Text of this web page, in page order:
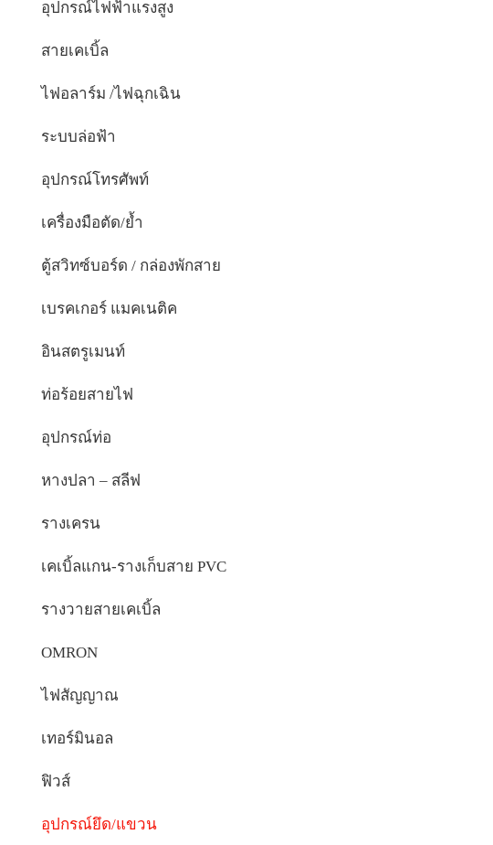
อุปกรณ์ไฟฟ้าแรงสูง
สายเคเบิ้ล
ไฟอลาร์ม /ไฟฉุกเฉิน
ระบบล่อฟ้า
อุปกรณ์โทรศัพท์
เครื่องมือตัด/ย้ำ
ตู้สวิทซ์บอร์ด / กล่องพักสาย
เบรคเกอร์ แมคเนติค
อินสตรูเมนท์
ท่อร้อยสายไฟ
อุปกรณ์ท่อ
หางปลา – สลีฟ
รางเครน
เคเบิ้ลแกน-รางเก็บสาย PVC
รางวายสายเคเบิ้ล
OMRON
ไฟสัญญาณ
เทอร์มินอล
ฟิวส์
อุปกรณ์ยึด/แขวน